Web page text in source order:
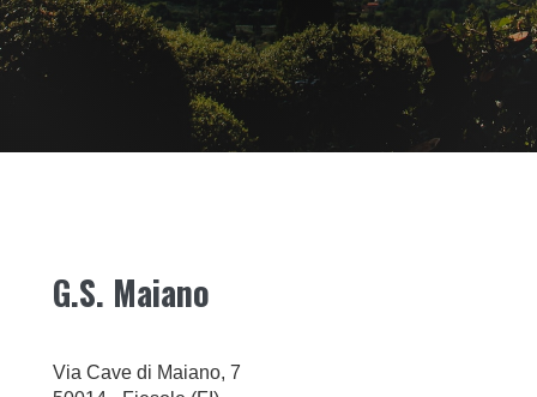
G.S. Maiano
Via Cave di Maiano, 7